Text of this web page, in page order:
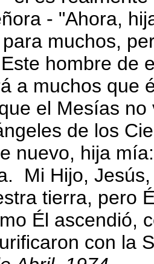
- "Ahora,
muchos,
hombre de
a muchos que
el Mesías
de los
nuevo, hija
Mi Hijo,
tierra, pero
Él ascendió,
con la